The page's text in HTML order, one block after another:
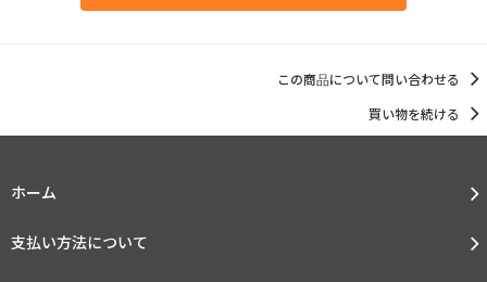
この商品について問い合わせる
買い物を続ける
ホーム
支払い方法について